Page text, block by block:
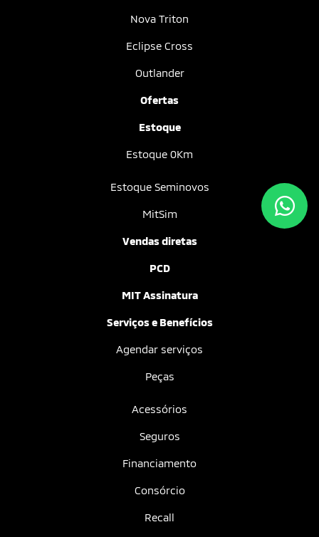
Nova Triton
Eclipse Cross
Outlander
Ofertas
Estoque
Estoque 0Km
Estoque Seminovos
MitSim
Vendas diretas
PCD
MIT Assinatura
Serviços e Benefícios
Agendar serviços
Peças
Acessórios
Seguros
Financiamento
Consórcio
Recall